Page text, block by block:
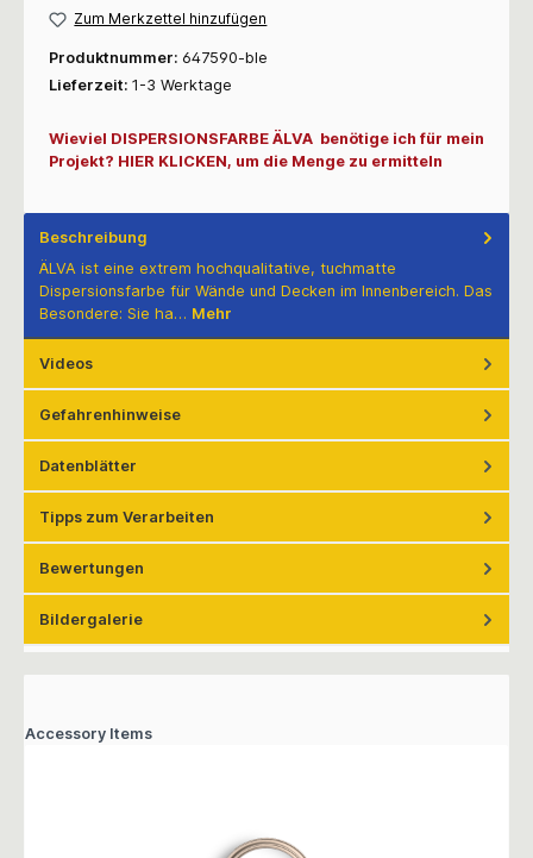
Zum Merkzettel hinzufügen
Produktnummer: 647590-ble
Lieferzeit: 1-3 Werktage
Wieviel DISPERSIONSFARBE ÄLVA benötige ich für mein
Projekt? HIER KLICKEN, um die Menge zu ermitteln
Beschreibung
ÄLVA ist eine extrem hochqualitative, tuchmatte
Dispersionsfarbe für Wände und Decken im Innenbereich. Das
Besondere: Sie ha… Mehr
Videos
Gefahrenhinweise
Datenblätter
Tipps zum Verarbeiten
Bewertungen
Bildergalerie
Accessory Items